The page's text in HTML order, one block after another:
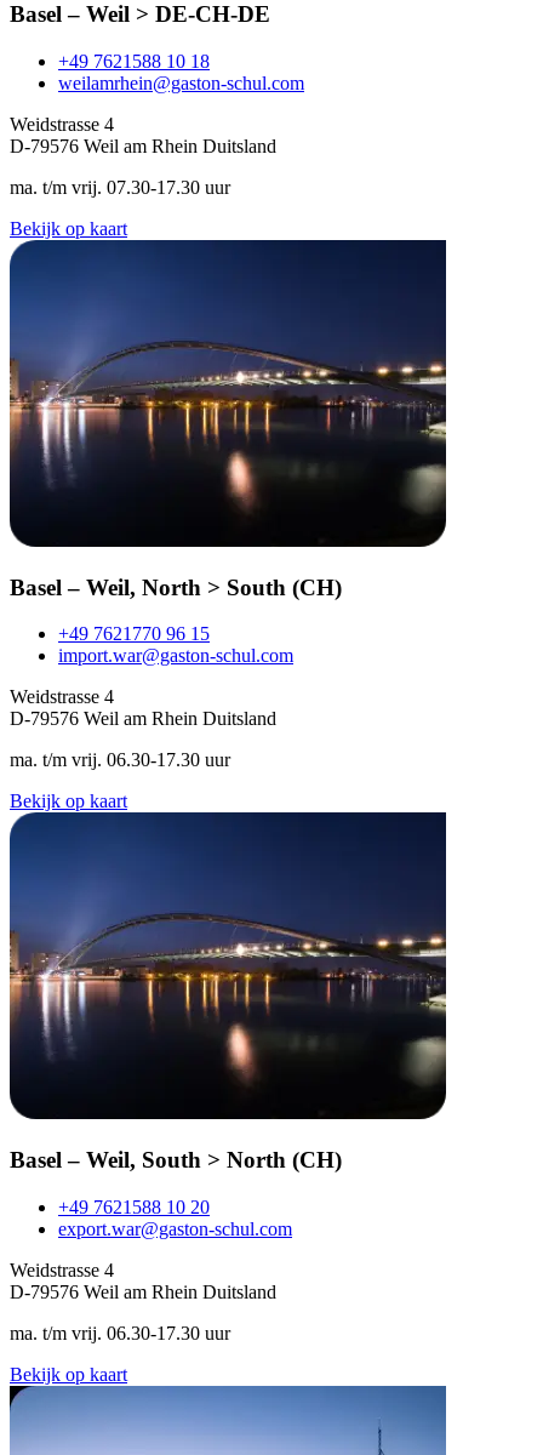
Basel – Weil > DE-CH-DE
+49 7621588 10 18
weilamrhein@gaston-schul.com
Weidstrasse 4
D-79576 Weil am Rhein Duitsland
ma. t/m vrij. 07.30-17.30 uur
Bekijk op kaart
Basel – Weil, North > South (CH)
+49 7621770 96 15
import.war@gaston-schul.com
Weidstrasse 4
D-79576 Weil am Rhein Duitsland
ma. t/m vrij. 06.30-17.30 uur
Bekijk op kaart
Basel – Weil, South > North (CH)
+49 7621588 10 20
export.war@gaston-schul.com
Weidstrasse 4
D-79576 Weil am Rhein Duitsland
ma. t/m vrij. 06.30-17.30 uur
Bekijk op kaart